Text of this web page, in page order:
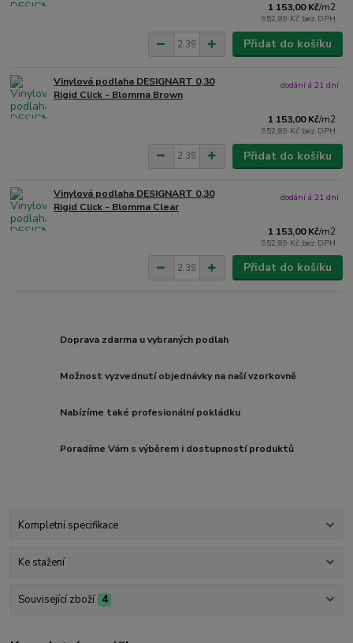
1 153,00 Kč/m2
952,89 Kč bez DPH
Přidat do košíku
Vinylová podlaha DESIGNART 0,30
Rigid Click - Blomma Brown
1 153,00 Kč/m2
952,89 Kč bez DPH
dodání á 21 dní
Přidat do košíku
Vinylová podlaha DESIGNART 0,30
Rigid Click - Blomma Clear
1 153,00 Kč/m2
952,89 Kč bez DPH
dodání á 21 dní
Přidat do košíku
Doprava zdarma u vybraných podlah
Možnost vyzvednutí objednávky na naší vzorkovně
Nabízíme také profesionální pokládku
Poradíme Vám s výběrem i dostupností produktů
Kompletní specifikace
Ke stažení
Související zboží 4